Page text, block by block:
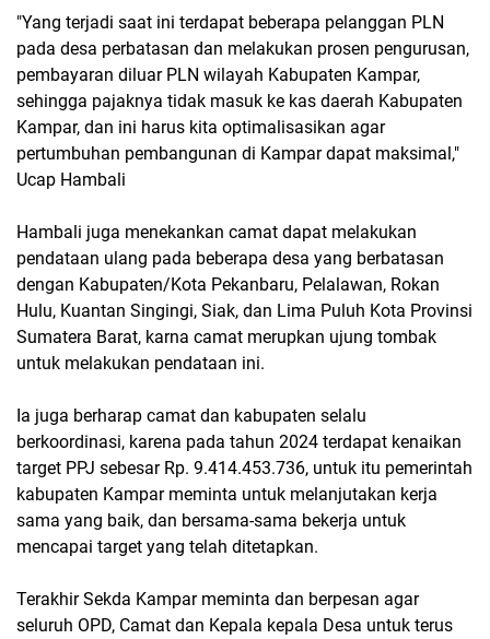
"Yang terjadi saat ini terdapat beberapa pelanggan PLN
pada desa perbatasan dan melakukan prosen pengurusan,
pembayaran diluar PLN wilayah Kabupaten Kampar,
sehingga pajaknya tidak masuk ke kas daerah Kabupaten
Kampar, dan ini harus kita optimalisasikan agar
pertumbuhan pembangunan di Kampar dapat maksimal,"
Ucap Hambali
Hambali juga menekankan camat dapat melakukan
pendataan ulang pada beberapa desa yang berbatasan
dengan Kabupaten/Kota Pekanbaru, Pelalawan, Rokan
Hulu, Kuantan Singingi, Siak, dan Lima Puluh Kota Provinsi
Sumatera Barat, karna camat merupkan ujung tombak
untuk melakukan pendataan ini.
Ia juga berharap camat dan kabupaten selalu
berkoordinasi, karena pada tahun 2024 terdapat kenaikan
target PPJ sebesar Rp. 9.414.453.736, untuk itu pemerintah
kabupaten Kampar meminta untuk melanjutakan kerja
sama yang baik, dan bersama-sama bekerja untuk
mencapai target yang telah ditetapkan.
Terakhir Sekda Kampar meminta dan berpesan agar
seluruh OPD, Camat dan Kepala kepala Desa untuk terus